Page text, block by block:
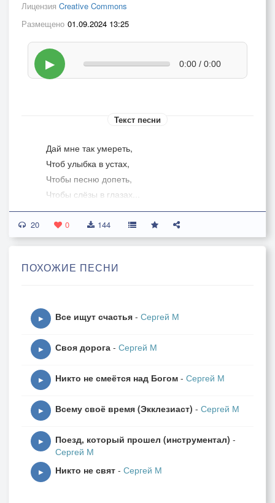
Лицензия Creative Commons
Размещено 01.09.2024 13:25
▶ 0:00 / 0:00
Текст песни
Дай мне так умереть,
Чтоб улыбка в устах,
Чтобы песню допеть,
Чтобы слёзы в глазах...
Не от боли, от радости
Полной, святой,
В предвкушеннии вечности
Я хочу быть с Тобой!
Помоги мне,Благой!
Найти мир и покой
Чтоб не сковывал страх,
Чтобы мир одолеть,
Не хвататься за прах,
20 0 144
ПОХОЖИЕ ПЕСНИ
▶ Все ищут счастья - Сергей М
▶ Своя дорога - Сергей М
▶ Никто не смеётся над Богом - Сергей М
▶ Всему своё время (Экклезиаст) - Сергей М
▶ Поезд, который прошел (инструментал) -
Сергей М
▶ Никто не свят - Сергей М